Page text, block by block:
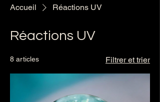
Accueil Réactions UV
Réactions UV
8 articles Filtrer et trier